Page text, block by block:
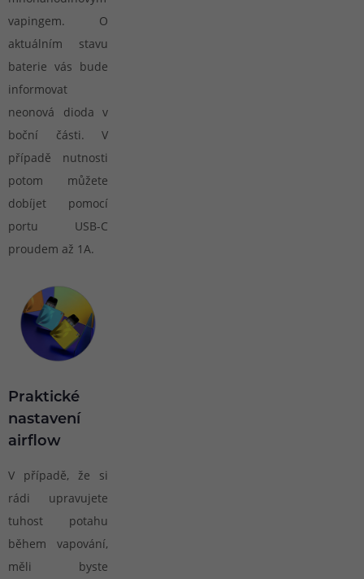
vapingem. O
aktuálním stavu
baterie vás bude
informovat
neonová dioda v
boční části. V
případě nutnosti
potom můžete
dobíjet pomocí
portu USB-C
proudem až 1A.
Praktické
nastavení
airflow
V případě, že si
rádi upravujete
tuhost potahu
během vapování,
měli byste